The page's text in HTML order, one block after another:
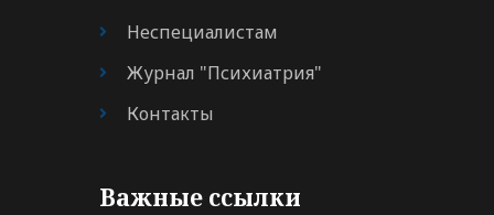
Неспециалистам
Журнал "Психиатрия"
Контакты
Важные ссылки